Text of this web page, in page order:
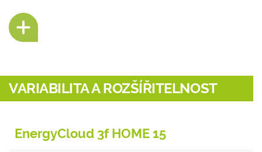
VARIABILITA A ROZŠÍŘITELNOST
EnergyCloud 3f HOME 15